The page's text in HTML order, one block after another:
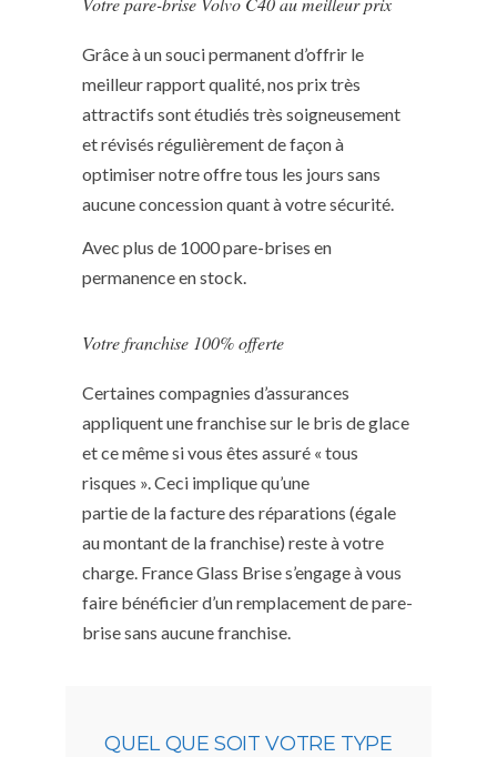
Grâce à un souci permanent d’offrir le
meilleur rapport qualité, nos prix très
attractifs sont étudiés très soigneusement
et révisés régulièrement de façon à
optimiser notre offre tous les jours sans
aucune concession quant à votre sécurité.
Avec plus de 1000 pare-brises en
permanence en stock.
Votre franchise 100% offerte
Certaines compagnies d’assurances
appliquent une franchise sur le bris de glace
et ce même si vous êtes assuré « tous
risques ». Ceci implique qu’une
partie de la facture des réparations (égale
au montant de la franchise) reste à votre
charge. France Glass Brise s’engage à vous
faire bénéficier d’un remplacement de pare-
brise sans aucune franchise.
QUEL QUE SOIT VOTRE TYPE